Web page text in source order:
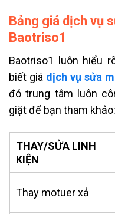
Bảng giá dịch vụ
Baotriso1
Baotriso1 luôn hiểu
biết giá dịch vụ sửa
đó trung tâm luôn
giặt để bạn tham khảo:
THAY/SỬA LINH
KIỆN
Thay motuer xả